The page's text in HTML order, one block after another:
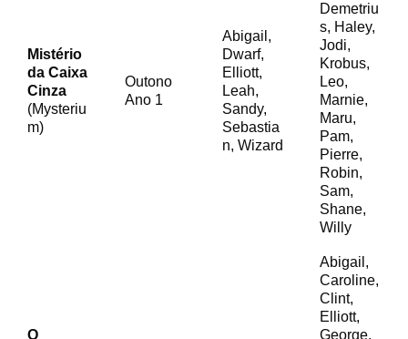
Mistério
da Caixa
Cinza
(Mysteriu
m)
Outono
Ano 1
Abigail,
Dwarf,
Elliott,
Leah,
Sandy,
Sebastia
n, Wizard
Demetriu
s, Haley,
Jodi,
Krobus,
Leo,
Marnie,
Maru,
Pam,
Pierre,
Robin,
Sam,
Shane,
Willy
O
Abigail,
Caroline,
Clint,
Elliott,
George,